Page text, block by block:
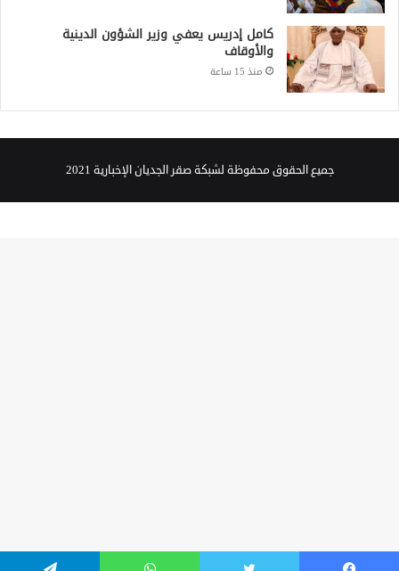
كامل إدريس يعفي وزير الشؤون الدينية
والأوقاف
منذ 15 ساعة
جميع الحقوق محفوظة لشبكة صقر الجديان الإخبارية 2021